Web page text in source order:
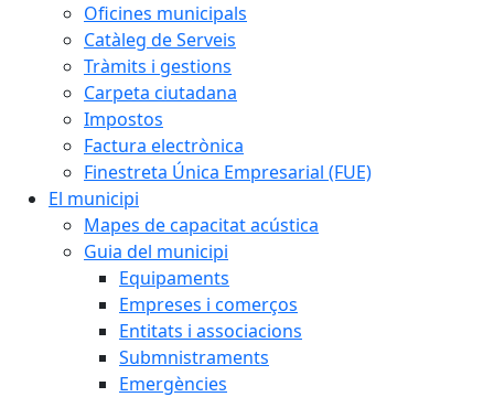
Oficines municipals
Catàleg de Serveis
Tràmits i gestions
Carpeta ciutadana
Impostos
Factura electrònica
Finestreta Única Empresarial (FUE)
El municipi
Mapes de capacitat acústica
Guia del municipi
Equipaments
Empreses i comerços
Entitats i associacions
Submnistraments
Emergències